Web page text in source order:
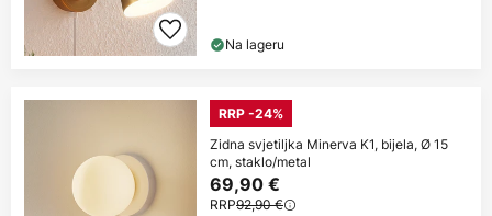
Na lageru
RRP -24%
Zidna svjetiljka Minerva K1, bijela, Ø 15
cm, staklo/metal
69,90 €
RRP92,90 €